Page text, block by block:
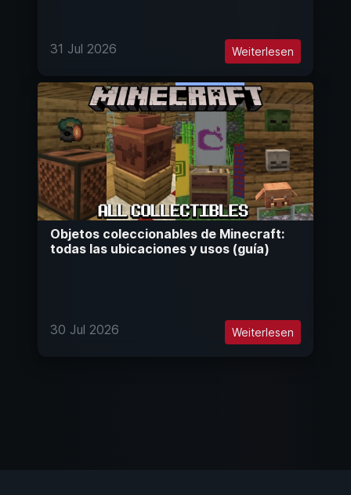
31 Jul 2026 Weiterlesen
Objetos coleccionables de Minecraft:
todas las ubicaciones y usos (guía)
30 Jul 2026 Weiterlesen